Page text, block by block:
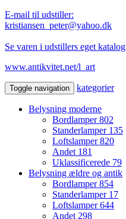
E-mail til udstiller:
kristiansen_peter@yahoo.dk
Se varen i udstillers eget katalog
www.antikvitet.net/l_art
Toggle navigation kategorier
Belysning moderne
Bordlamper802
Standerlamper 135
Loftslamper820
Andet 181
Uklassificerede 79
Belysning ældre og antik
Bordlamper854
Standerlamper 17
Loftslamper644
Andet298